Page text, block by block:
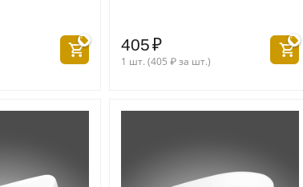
405₽
1 шт. (405 ₽за шт.)